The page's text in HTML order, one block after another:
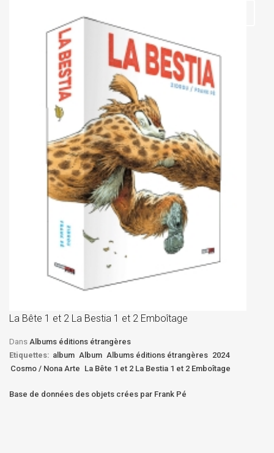
La Bête 1 et 2 La Bestia 1 et 2 Emboîtage
Dans Albums éditions étrangères
Etiquettes: album Album Albums éditions étrangères 2024
Cosmo / Nona Arte La Bête 1 et 2 La Bestia 1 et 2 Emboîtage
Base de données des objets crées par Frank Pé